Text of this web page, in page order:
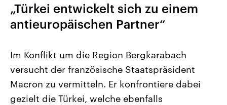
Landtagswahl Sachsen-Anhalt
2026
Alle Informationen
Sachsen-Anhalt wählt am 6.
USA
Aktuelle Beiträge,
Hintergründe
Wirtschaftlich und
„Türkei entwickelt sich zu einem
antieuropäischen Partner“
Im Konflikt um die Region Bergkarabach
versucht der französische Staatspräsident
Macron zu vermitteln. Er konfrontiere dabei
gezielt die Türkei, welche ebenfalls